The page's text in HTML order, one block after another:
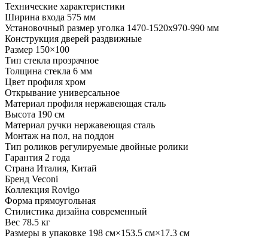
Технические характеристики
Ширина входа 575 мм
Установочный размер уголка 1470-1520х970-990 мм
Конструкция дверей раздвижные
Размер 150×100
Тип стекла прозрачное
Толщина стекла 6 мм
Цвет профиля хром
Открывание универсальное
Материал профиля нержавеющая сталь
Высота 190 см
Материал ручки нержавеющая сталь
Монтаж на пол, на поддон
Тип роликов регулируемые двойные ролики
Гарантия 2 года
Страна Италия, Китай
Бренд Veconi
Коллекция Rovigo
Форма прямоугольная
Стилистика дизайна современный
Вес 78.5 кг
Размеры в упаковке 198 см×153.5 см×17.3 см